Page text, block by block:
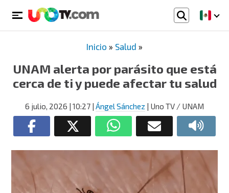
Inicio » Salud »
UNAM alerta por parásito que está
cerca de ti y puede afectar tu salud
6 julio, 2026 | 10:27 | Ángel Sánchez | Uno TV / UNAM